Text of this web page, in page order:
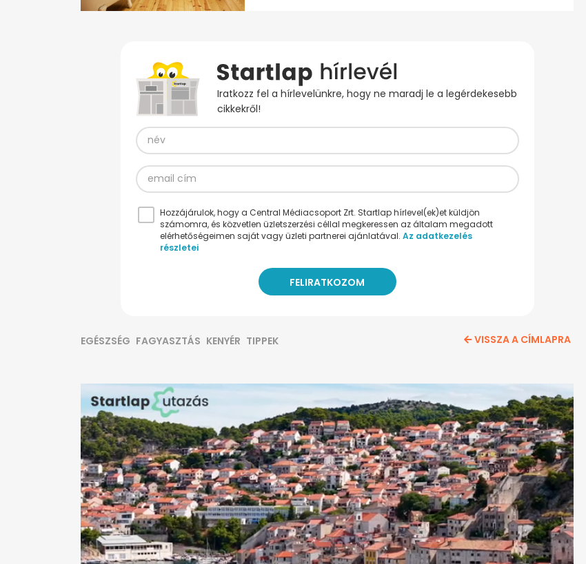
Iratkozz fel a hírlevelünkre, hogy ne maradj le a legérdekesebb
cikkekről!
Hozzájárulok, hogy a Central Médiacsoport Zrt. Startlap hírlevel(ek)et küldjön
számomra, és közvetlen üzletszerzési céllal megkeressen az általam megadott
elérhetőségeimen saját vagy üzleti partnerei ajánlatával. Az adatkezelés
részletei
EGÉSZSÉG FAGYASZTÁS KENYÉR TIPPEK VISSZA A CÍMLAPRA